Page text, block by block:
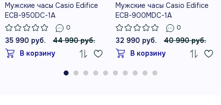
Мужские часы Casio Edifice
ECB-950DC-1A
0
35 990 руб.
44 990 руб.
В корзину
Мужские часы Casio Edifice
ECB-900MDC-1A
0
32 990 руб.
40 990 руб.
В корзину